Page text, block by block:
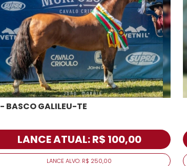
- BASCO GALILEU-TE
LANCE ATUAL: R$ 100,00
LANCE ALVO: R$ 250,00